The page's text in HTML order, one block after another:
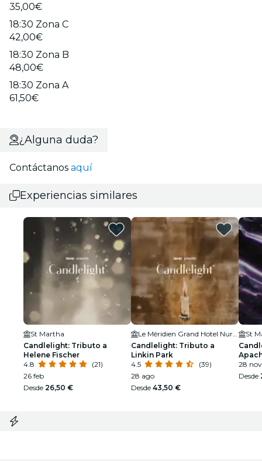
35,00€
18:30 Zona C
42,00€
18:30 Zona B
48,00€
18:30 Zona A
61,50€
¿Alguna duda?
Contáctanos aquí
Experiencias similares
St Martha
Candlelight: Tributo a
Helene Fischer
4.8
(21)
26 feb
Desde 26,50 €
Candlelight: Tributo a
Linkin Park
4.5
(39)
28 ago
Desde 43,50 €
St
28
Desde